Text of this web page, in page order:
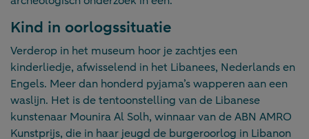
Kind in oorlogssituatie
Verderop in het museum hoor je zachtjes een
kinderliedje, afwisselend in het Libanees, Nederlands en
Engels. Meer dan honderd pyjama’s wapperen aan een
waslijn. Het is de tentoonstelling van de Libanese
kunstenaar Mounira Al Solh, winnaar van de ABN AMRO
Kunstprijs, die in haar jeugd de burgeroorlog in Libanon